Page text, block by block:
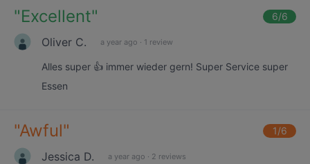
"Excellent" 6/6
Oliver C. a year ago · 1 review
Alles super 👍 immer wieder gern! Super Service super
Essen
"Awful" 1/6
Jessica D. a year ago · 2 reviews